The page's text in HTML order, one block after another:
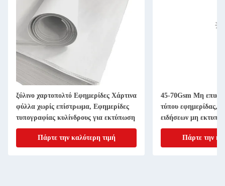
ξύλινο χαρτοπολτό Εφημερίδες Χάρτινα
φύλλα χωρίς επίστρωμα, Εφημερίδες
τυπογραφίας κυλίνδρους για εκτύπωση
Πάρτε την καλύτερη τιμή
45-70Gsm Μη
τύπου εφημερίδας,
ειδήσεων μη
Πάρτε την